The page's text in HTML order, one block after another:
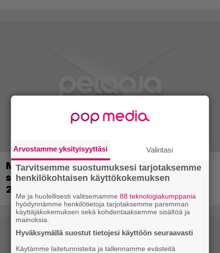
Metsästyssimulaattorin jatko-osa
saapuu ensi kuussa – Way of the Hunter
2 päivättiin
Arvostamme yksityisyyttäsi Valintasi
Tarvitsemme suostumuksesi tarjotaksemme
henkilökohtaisen käyttökokemuksen
Me ja huolellisesti valitsemamme88 teknologiakumppania
hyödynnämme henkilötietoja tarjotaksemme paremman
käyttäjäkokemuksen sekä kohdentaaksemme sisältöä ja
mainoksia.
Hyväksymällä suostut tietojesi käyttöön seuraavasti
Käytämme laitetunnisteita ja tallennamme evästeitä